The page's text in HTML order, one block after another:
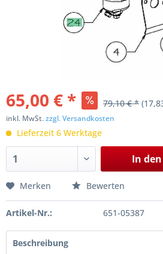
65,00 € * 79,10 € *
inkl. MwSt.zzgl. Versandkosten
Lieferzeit 6 Werktage
In den
Merken Bewerten
Artikel-Nr.: 651-05387
Beschreibung